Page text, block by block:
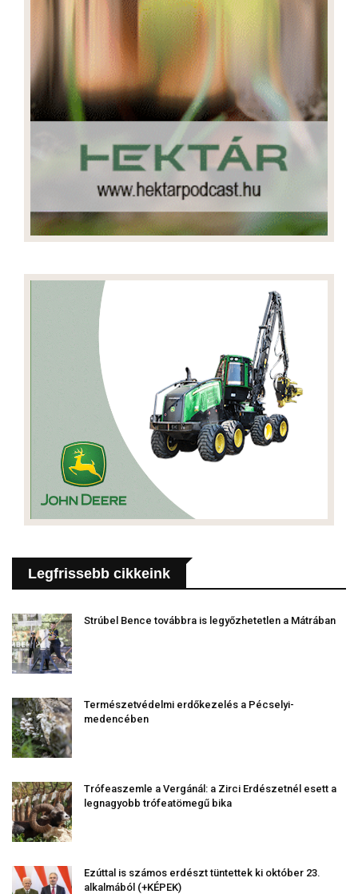
Legfrissebb cikkeink
Strúbel Bence továbbra is legyőzhetetlen a Mátrában
Természetvédelmi erdőkezelés a Pécselyi-
medencében
Trófeaszemle a Vergánál: a Zirci Erdészetnél esett a
legnagyobb trófeatömegű bika
Ezúttal is számos erdészt tüntettek ki október 23.
alkalmából (+KÉPEK)